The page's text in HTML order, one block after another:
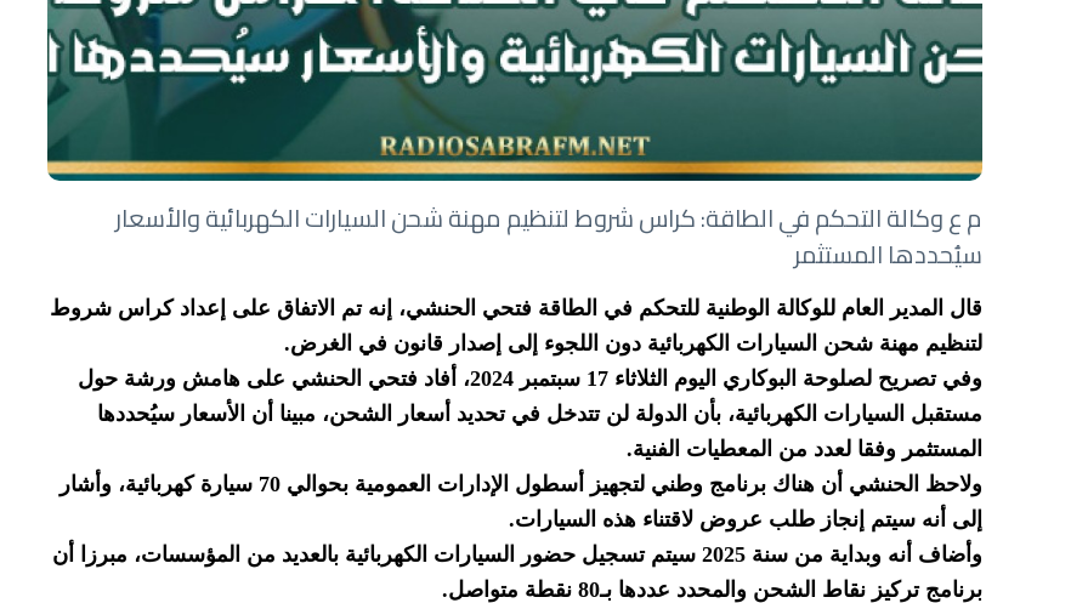
م ع وكالة التحكم في الطاقة: كراس شروط لتنظيم مهنة شحن السيارات الكهربائية والأسعار
سيُحددها المستثمر
قال المدير العام للوكالة الوطنية للتحكم في الطاقة فتحي الحنشي، إنه تم الاتفاق على إعداد كراس شروط
لتنظيم مهنة شحن السيارات الكهربائية دون اللجوء إلى إصدار قانون في الغرض.
وفي تصريح لصلوحة البوكاري اليوم الثلاثاء 17 سبتمبر 2024، أفاد فتحي الحنشي على هامش ورشة حول
مستقبل السيارات الكهربائية، بأن الدولة لن تتدخل في تحديد أسعار الشحن، مبينا أن الأسعار سيُحددها
المستثمر وفقا لعدد من المعطيات الفنية.
ولاحظ الحنشي أن هناك برنامج وطني لتجهيز أسطول الإدارات العمومية بحوالي 70 سيارة كهربائية، وأشار
إلى أنه سيتم إنجاز طلب عروض لاقتناء هذه السيارات.
وأضاف أنه وبداية من سنة 2025 سيتم تسجيل حضور السيارات الكهربائية بالعديد من المؤسسات، مبرزا أن
برنامج تركيز نقاط الشحن والمحدد عددها بـ80 نقطة متواصل.